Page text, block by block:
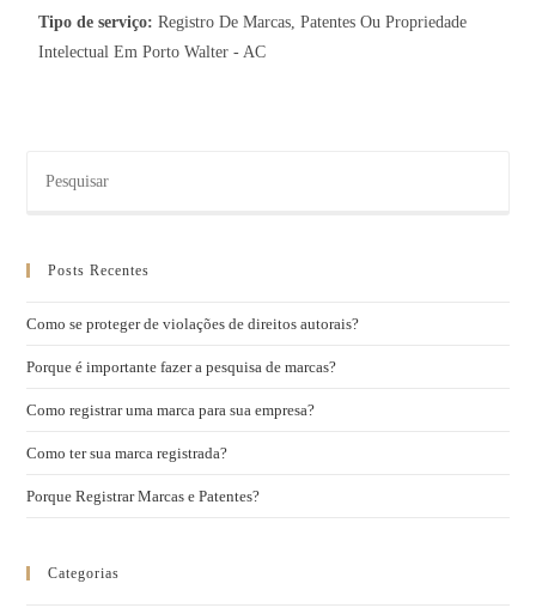
Tipo de serviço:Registro De Marcas, Patentes Ou Propriedade
Intelectual Em Porto Walter - AC
Posts Recentes
Como se proteger de violações de direitos autorais?
Porque é importante fazer a pesquisa de marcas?
Como registrar uma marca para sua empresa?
Como ter sua marca registrada?
Porque Registrar Marcas e Patentes?
Categorias